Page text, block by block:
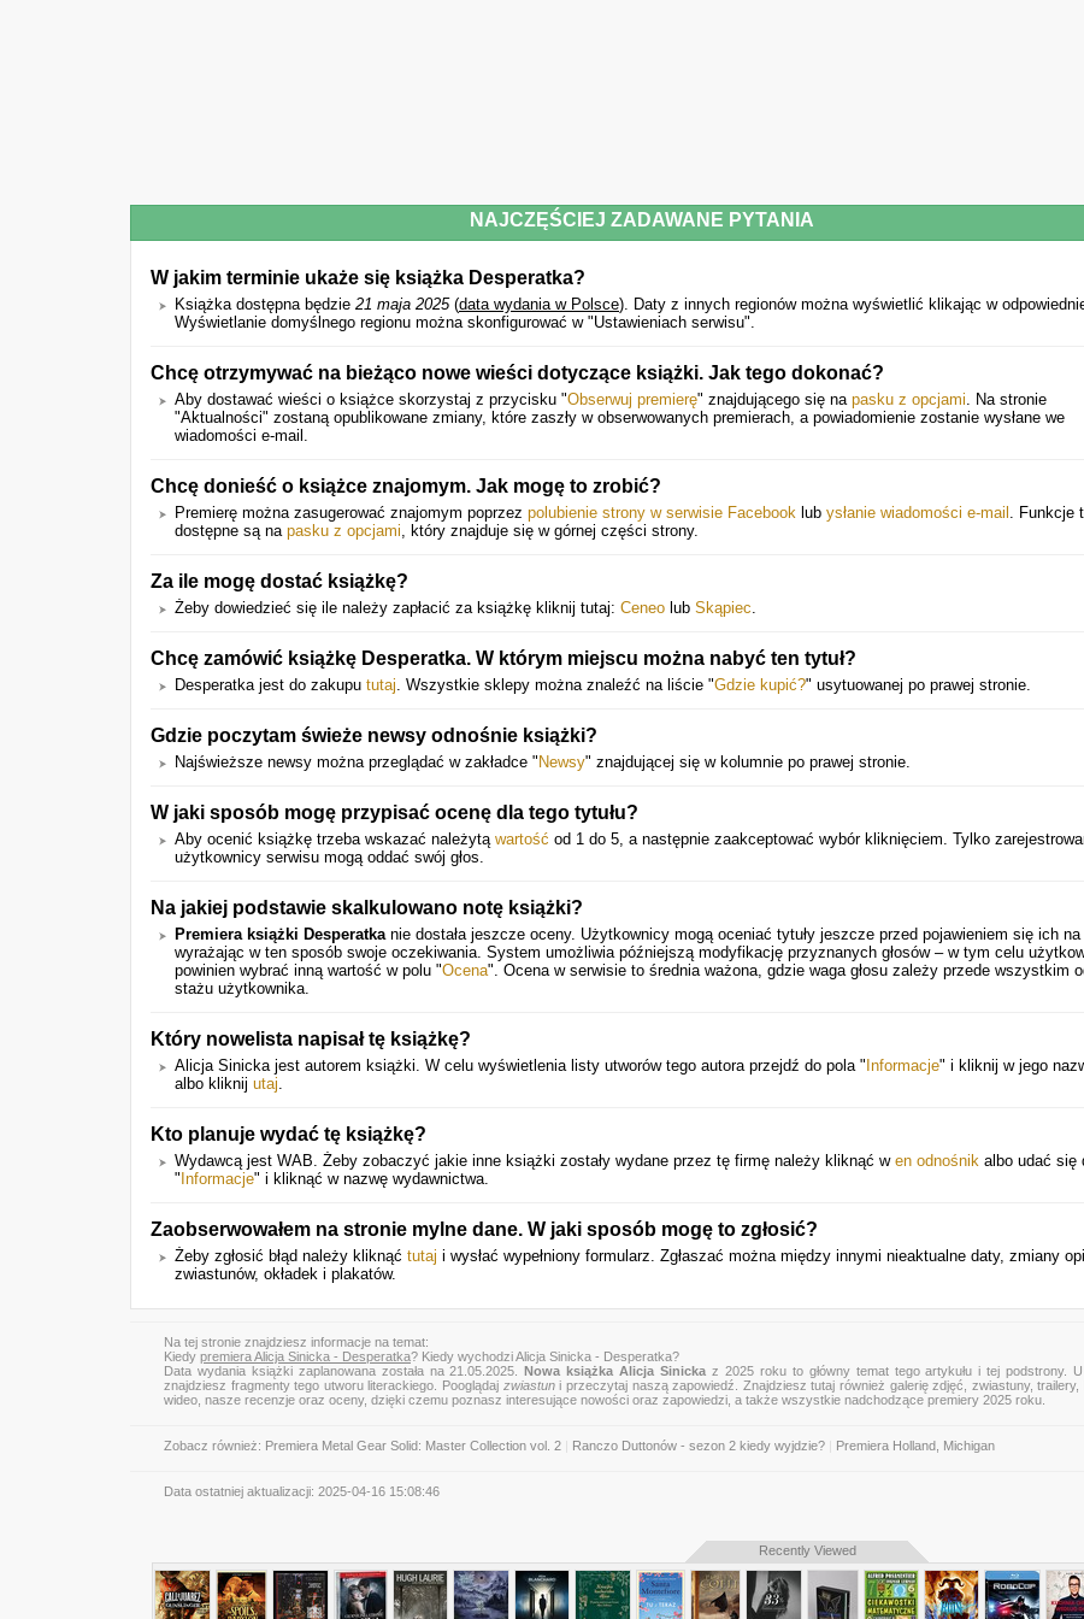
NAJCZĘŚCIEJ ZADAWANE PYTANIA
W jakim terminie ukaże się książka Desperatka?
Książka dostępna będzie 21 maja 2025(data wydania w Polsce). Daty z innych regionów można wyświetlić klikając w
Wyświetlanie domyślnego regionu można skonfigurować w "Ustawieniach serwisu".
Chcę otrzymywać na bieżąco nowe wieści dotyczące książki. Jak tego dokonać?
Aby dostawać wieści o książce skorzystaj z przycisku "Obserwuj premierę" znajdującego się na pasku z opcjami. Na stronie
"Aktualności" zostaną opublikowane zmiany, które zaszły w obserwowanych premierach, a powiadomienie zostanie wysłane we
wiadomości e-mail.
Chcę donieść o książce znajomym. Jak mogę to zrobić?
Premierę można zasugerować znajomym poprzez polubienie strony w serwisie Facebook lub ysłanie wiadomości e-mail . Funkcje
dostępne są na pasku z opcjami, który znajduje się w górnej części strony.
Za ile mogę dostać książkę?
Żeby dowiedzieć się ile należy zapłacić za książkę kliknij tutaj: Ceneo lub Skąpiec.
Chcę zamówić książkę Desperatka. W którym miejscu można nabyć ten tytuł?
Desperatka jest do zakupu tutaj. Wszystkie sklepy można znaleźć na liście "Gdzie kupić?" usytuowanej po prawej stronie.
Gdzie poczytam świeże newsy odnośnie książki?
Najświeższe newsy można przeglądać w zakładce " Newsy" znajdującej się w kolumnie po prawej stronie.
W jaki sposób mogę przypisać ocenę dla tego tytułu?
Aby ocenić książkę trzeba wskazać należytą wartość od 1 do 5, a następnie zaakceptować wybór kliknięciem. Tylko
użytkownicy serwisu mogą oddać swój głos.
Na jakiej podstawie skalkulowano notę książki?
Premiera książki Desperatkanie dostała jeszcze oceny. Użytkownicy mogą oceniać tytuły jeszcze przed pojawieniem się ich na
wyrażając w ten sposób swoje oczekiwania. System umożliwia późniejszą modyfikację przyznanych głosów – w tym celu
powinien wybrać inną wartość w polu "Ocena". Ocena w serwisie to średnia ważona, gdzie waga głosu zależy przede wszystkim
stażu użytkownika.
Który nowelista napisał tę książkę?
Alicja Sinicka jest autorem książki. W celu wyświetlenia listy utworów tego autora przejdź do pola " Informacje" i kliknij w jego
albo kliknij utaj.
Kto planuje wydać tę książkę?
Wydawcą jest WAB. Żeby zobaczyć jakie inne książki zostały wydane przez tę firmę należy kliknąć w en odnośnik albo udać się
" Informacje" i kliknąć w nazwę wydawnictwa.
Zaobserwowałem na stronie mylne dane. W jaki sposób mogę to zgłosić?
Żeby zgłosić błąd należy kliknąć tutaj i wysłać wypełniony formularz. Zgłaszać można między innymi nieaktualne daty, zmiany
zwiastunów, okładek i plakatów.
Na tej stronie znajdziesz informacje na temat:
Kiedy premiera Alicja Sinicka - Desperatka? Kiedy wychodzi Alicja Sinicka - Desperatka?
Data wydania książki zaplanowana została na 21.05.2025.Nowa książka Alicja Sinicka z 2025 roku to główny temat tego artykułu i tej podstrony.
znajdziesz fragmenty tego utworu literackiego. Pooglądaj zwiastuni przeczytaj naszą zapowiedź. Znajdziesz tutaj również galerię zdjęć, zwiastuny, trailery,
wideo, nasze recenzje oraz oceny, dzięki czemu poznasz interesujące nowości oraz zapowiedzi, a także wszystkie nadchodzące premiery 2025 roku.
Zobacz również: Premiera Metal Gear Solid: Master Collection vol. 2 Ranczo Duttonów - sezon 2 kiedy wyjdzie? Premiera Holland, Michigan
Data ostatniej aktualizacji: 2025-04-16 15:08:46
Recently Viewed